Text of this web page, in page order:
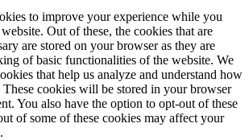
to improve your experience while you
Out of these, the cookies that are
are stored on your browser as they are
of basic functionalities of the website. We
that help us analyze and understand how
cookies will be stored in your browser
You also have the option to opt-out of these
of some of these cookies may affect your